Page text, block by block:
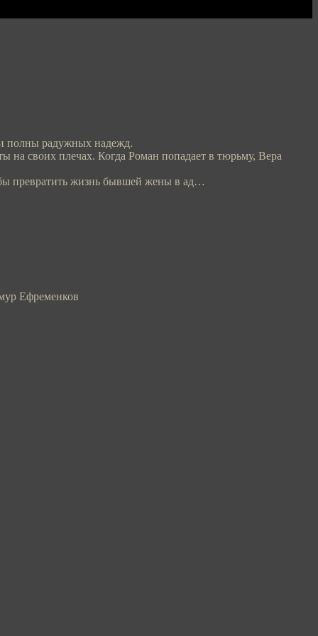
полны радужных надежд.
на своих плечах. Когда Роман попадает в тюрьму, Вера
превратить жизнь бывшей жены в ад…
Ефременков